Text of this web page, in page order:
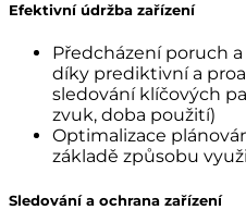
Efektivní údržba zařízení
Předcházení poruch
díky prediktivní a
sledování klíčových
zvuk, doba použití)
Optimalizace
základě způsobu
Sledování a ochrana zařízení